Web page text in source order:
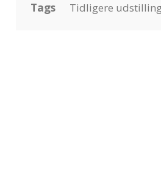
Tags Tidligere